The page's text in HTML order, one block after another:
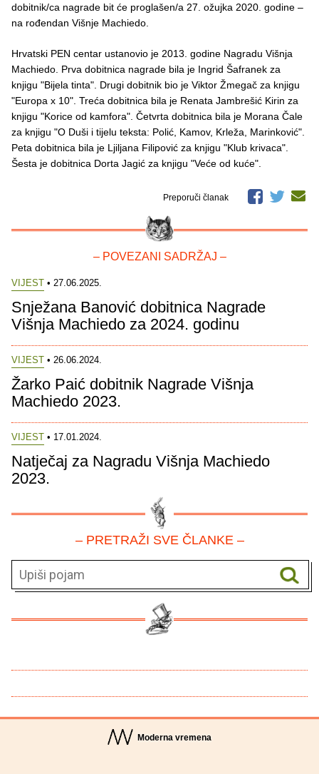
dobitnik/ca nagrade bit će proglašen/a 27. ožujka 2020. godine –
na rođendan Višnje Machiedo.
Hrvatski PEN centar ustanovio je 2013. godine Nagradu Višnja
Machiedo. Prva dobitnica nagrade bila je Ingrid Šafranek za
knjigu "Bijela tinta". Drugi dobitnik bio je Viktor Žmegač za knjigu
"Europa x 10". Treća dobitnica bila je Renata Jambrešić Kirin za
knjigu "Korice od kamfora". Četvrta dobitnica bila je Morana Čale
za knjigu "O Duši i tijelu teksta: Polić, Kamov, Krleža, Marinković".
Peta dobitnica bila je Ljiljana Filipović za knjigu "Klub krivaca".
Šesta je dobitnica Dorta Jagić za knjigu "Veće od kuće".
Preporuči članak
– POVEZANI SADRŽAJ –
VIJEST • 27.06.2025.
Snježana Banović dobitnica Nagrade
Višnja Machiedo za 2024. godinu
VIJEST • 26.06.2024.
Žarko Paić dobitnik Nagrade Višnja
Machiedo 2023.
VIJEST • 17.01.2024.
Natječaj za Nagradu Višnja Machiedo
2023.
– PRETRAŽI SVE ČLANKE –
Moderna vremena